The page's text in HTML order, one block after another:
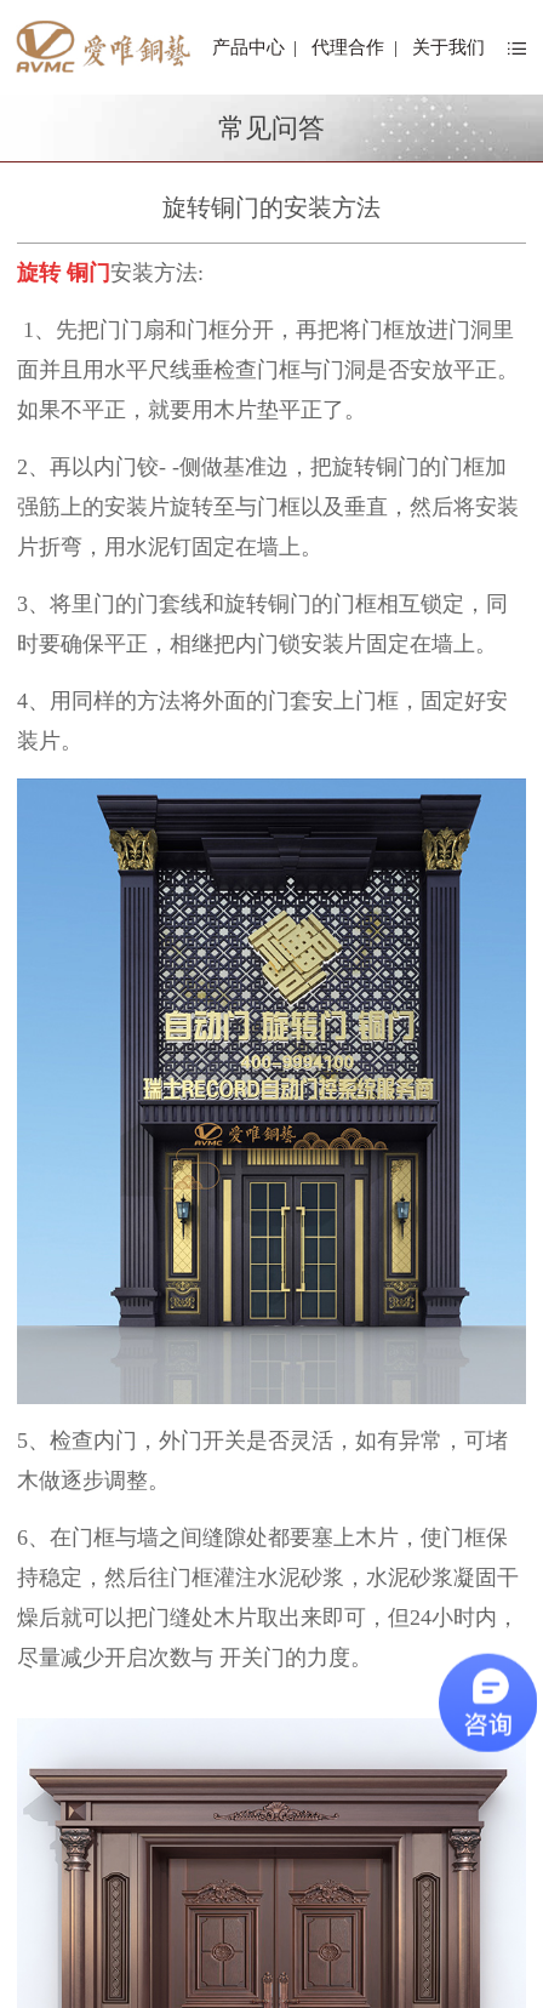
产品中心 | 代理合作 | 关于我们
常见问答
旋转铜门的安装方法
旋转 铜门安装方法:
1、先把门门扇和门框分开，再把将门框放进门洞里
面并且用水平尺线垂检查门框与门洞是否安放平正。
如果不平正，就要用木片垫平正了。
2、再以内门铰- -侧做基准边，把旋转铜门的门框加
强筋上的安装片旋转至与门框以及垂直，然后将安装
片折弯，用水泥钉固定在墙上。
3、将里门的门套线和旋转铜门的门框相互锁定，同
时要确保平正，相继把内门锁安装片固定在墙上。
4、用同样的方法将外面的门套安上门框，固定好安
装片。
5、 检查内门，外门开关是否灵活，如有异常，可堵
木做逐步调整。
6、在门框与墙之间缝隙处都要塞上木片，使门框保
持稳定，然后往门框灌注水泥砂浆，水泥砂浆凝固干
燥后就可以把门缝处木片取出来即可 ，但24小时内，
尽量减少开启次数与 开关门的力度。